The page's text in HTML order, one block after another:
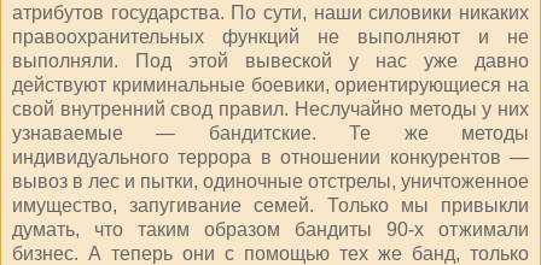
атрибутов государства. По сути, наши силовики никаких
правоохранительных функций не выполняют и не
выполняли. Под этой вывеской у нас уже давно
действуют криминальные боевики, ориентирующиеся на
свой внутренний свод правил. Неслучайно методы у них
узнаваемые — бандитские. Те же методы
индивидуального террора в отношении конкурентов —
вывоз в лес и пытки, одиночные отстрелы, уничтоженное
имущество, запугивание семей. Только мы привыкли
думать, что таким образом бандиты 90-х отжимали
бизнес. А теперь они с помощью тех же банд, только